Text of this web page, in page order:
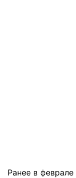
Ранее в феврале